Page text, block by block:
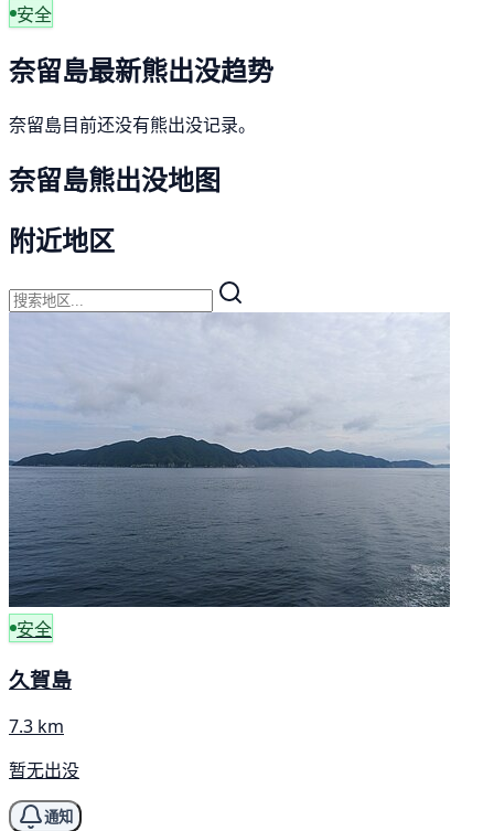
安全
奈留島最新熊出没趋势
奈留島目前还没有熊出没记录。
奈留島熊出没地图
附近地区
安全
久賀島
7.3 km
暂无出没
通知